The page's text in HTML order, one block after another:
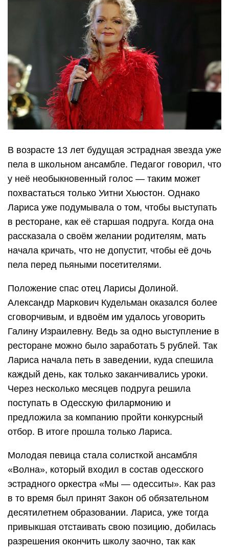
В возрасте 13 лет будущая эстрадная звезда уже
пела в школьном ансамбле. Педагог говорил, что
у неё необыкновенный голос — таким может
похвастаться только Уитни Хьюстон. Однако
Лариса уже подумывала о том, чтобы выступать
в ресторане, как её старшая подруга. Когда она
рассказала о своём желании родителям, мать
начала кричать, что не допустит, чтобы её дочь
пела перед пьяными посетителями.
Положение спас отец Ларисы Долиной.
Александр Маркович Кудельман оказался более
сговорчивым, и вдвоём им удалось уговорить
Галину Израилевну. Ведь за одно выступление в
ресторане можно было заработать 5 рублей. Так
Лариса начала петь в заведении, куда спешила
каждый день, как только заканчивались уроки.
Через несколько месяцев подруга решила
поступать в Одесскую филармонию и
предложила за компанию пройти конкурсный
отбор. В итоге прошла только Лариса.
Молодая певица стала солисткой ансамбля
«Волна», который входил в состав одесского
эстрадного оркестра «Мы — одесситы». Как раз
в то время был принят Закон об обязательном
десятилетнем образовании. Лариса, уже тогда
привыкшая отстаивать свою позицию, добилась
разрешения окончить школу заочно, так как